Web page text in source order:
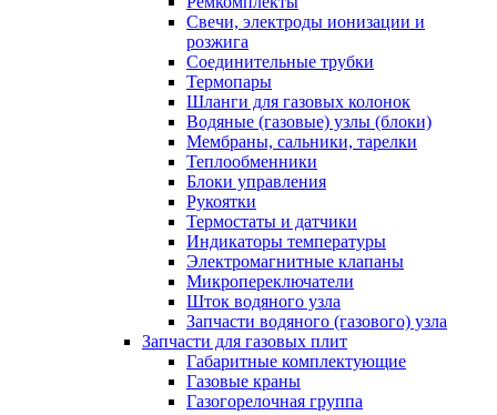
Свечи, электроды ионизации и
розжига
Соединительные трубки
Термопары
Шланги для газовых колонок
Водяные (газовые) узлы (блоки)
Мембраны, сальники, тарелки
Теплообменники
Блоки управления
Рукоятки
Термостаты и датчики
Индикаторы температуры
Электромагнитные клапаны
Микропереключатели
Шток водяного узла
Запчасти водяного (газового) узла
Запчасти для газовых плит
Габаритные комплектующие
Газовые краны
Газогорелочная группа